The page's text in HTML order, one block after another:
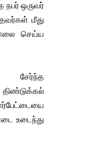
ஒருவர்
மீது
செய்ய
சேர்ந்த
திண்டுக்கல்
உடைந்து